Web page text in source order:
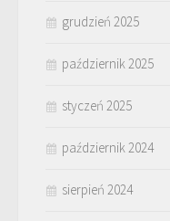
grudzień 2025
październik 2025
styczeń 2025
październik 2024
sierpień 2024